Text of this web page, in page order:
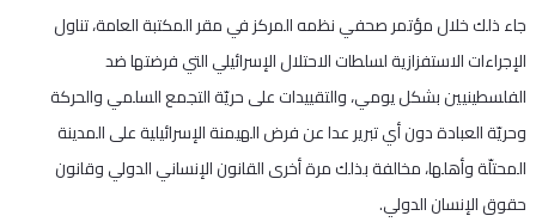
جاء ذلك خلال مؤتمر صحفي نظمه المركز في مقر المكتبة العامة، تناول
الإجراءات الاستفزازية لسلطات الاحتلال الإسرائيلي التي فرضتها ضد
الفلسطينيين بشكل يومي، والتقييدات على حريّة التجمع السلمي والحركة
وحريّة العبادة دون أي تبرير عدا عن فرض الهيمنة الإسرائيلية على المدينة
المحتلّة وأهلها، مخالفة بذلك مرة أخرى القانون الإنساني الدولي وقانون
حقوق الإنسان الدولي.